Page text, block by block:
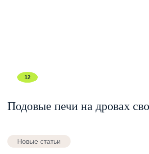
12
Подовые печи на дровах
Новые статьи